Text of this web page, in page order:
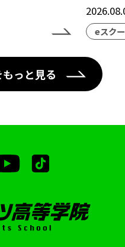
eスク
っと見る